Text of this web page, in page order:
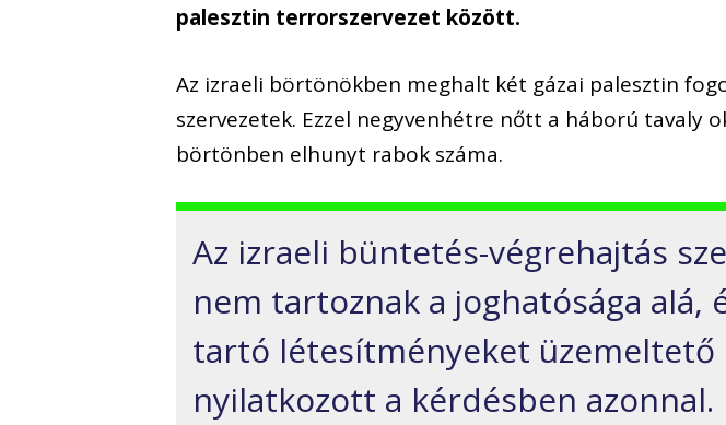
palesztin terrorszervezet között.
Az izraeli börtönökben meghalt két gázai palesztin
szervezetek. Ezzel negyvenhétre nőtt a háború tavaly
börtönben elhunyt rabok száma.
Az izraeli büntetés-végrehajtás
nem tartoznak a joghatósága alá,
tartó létesítményeket üzemeltető
nyilatkozott a kérdésben azonnal.